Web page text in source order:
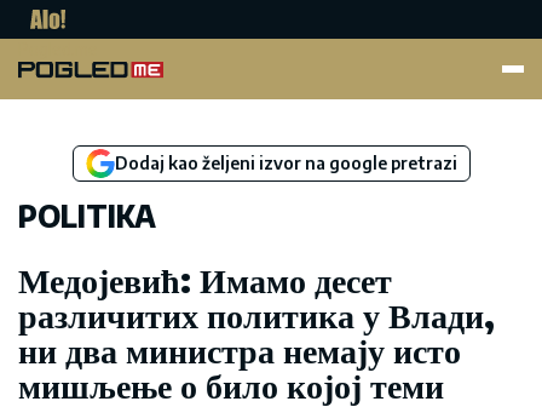
Dodaj kao željeni izvor na google pretrazi
POLITIKA
Медојевић: Имамо десет
различитих политика у Влади,
ни два министра немају исто
мишљење о било којој теми